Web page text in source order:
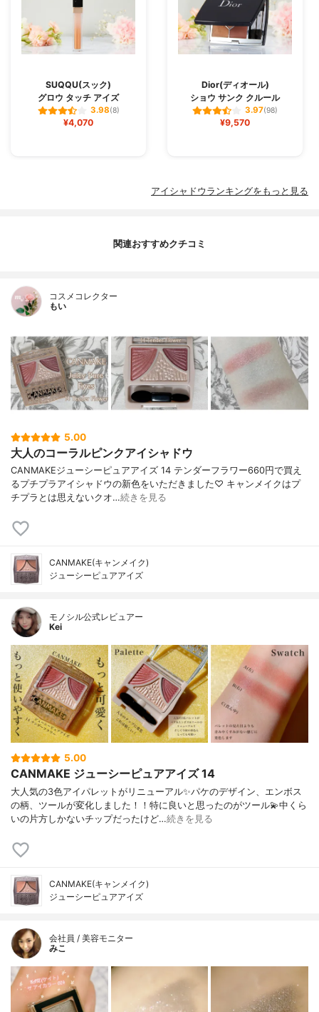
SUQQU(スック)
グロウ タッチ アイズ
3.98(8)
¥4,070
Dior(ディオール)
ショウ サンク クルール
3.97(98)
¥9,570
アイシャドウランキングをもっと見る
関連おすすめクチコミ
コスメコレクター
もい
5.00
大人のコーラルピンクアイシャドウ
CANMAKEジューシーピュアアイズ 14 テンダーフラワー660円で買え
るプチプラアイシャドウの新色をいただきました♡ キャンメイクはプ
チプラとは思えないクオ…続きを見る
CANMAKE(キャンメイク)
ジューシーピュアアイズ
モノシル公式レビュアー
Kei
5.00
CANMAKE ジューシーピュアアイズ 14
大人気の3色アイパレットがリニューアル✨パケのデザイン、エンボス
の柄、ツールが変化しました！！特に良いと思ったのがツール💫中くら
いの片方しかないチップだったけど…続きを見る
CANMAKE(キャンメイク)
ジューシーピュアアイズ
会社員 / 美容モニター
みこ